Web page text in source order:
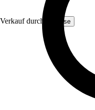
Verkauf durch: Yulisse